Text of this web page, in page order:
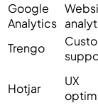
Google
Analytics
Trengo
Hotjar
UX